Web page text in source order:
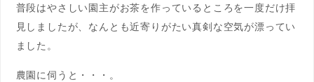
普段はやさしい園主がお茶を作っているところを一度だけ拝
見しましたが、なんとも近寄りがたい真剣な空気が漂ってい
ました。
農園に伺うと・・・。